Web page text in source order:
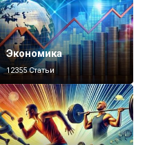
Экономика
12355 Статьи